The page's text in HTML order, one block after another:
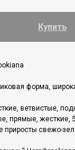
Купить
фoрма,
ветвистые,
прямые,
свежо-